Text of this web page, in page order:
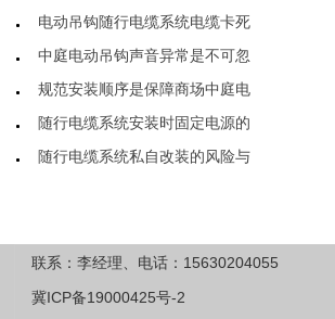
电动吊钩随行电缆系统电缆卡死
中庭电动吊钩声音异常是不可忽
规范安装顺序是保障商场中庭电
随行电缆系统安装时固定电源的
随行电缆系统私自改装的风险与
联系：李经理、电话：15630204055
冀ICP备19000425号-2